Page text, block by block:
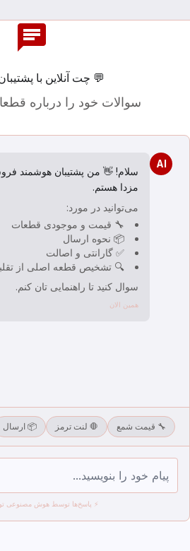
chat
💬 چت آنلاین با
سوالات خود را درباره
AI
سلام! 👋 من پشتیبان هوشمند
مزدا هستم.
می‌توانید در مورد:
🔧 قیمت و موجودی قطعات
📦 نحوه ارسال
✅ گارانتی و اصالت
🔍 تشخیص قطعه اصلی از
سوال کنید تا راهنمایی تان کنم.
همین الان
🔧 قیمت شمع 🛑 لنت ترمز 📦 ارسال
⚡ پاسخ‌ها توسط هوش مصنوعی